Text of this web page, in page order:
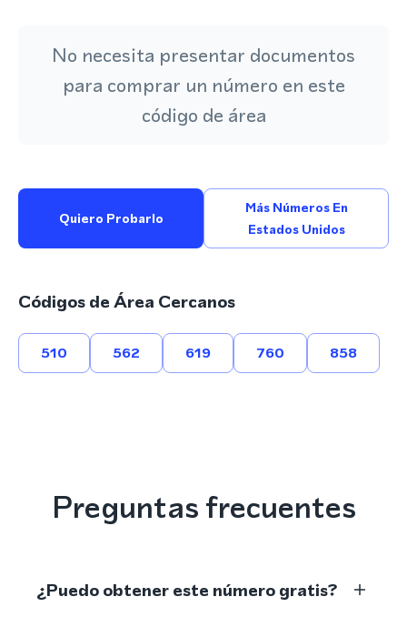
No necesita presentar documentos
para comprar un número en este
código de área
Quiero Probarlo
Más Números En
Estados Unidos
Códigos de Área Cercanos
510 562 619 760 858
Preguntas frecuentes
¿Puedo obtener este número gratis?